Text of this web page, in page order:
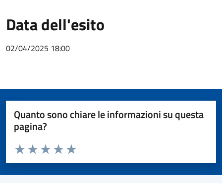
Data dell'esito
02/04/2025 18:00
Quanto sono chiare le informazioni su questa
pagina?
Valuta da 1 a 5 stelle la pagina
Valuta 5 stelle su 5
Valuta 4 stelle su 5
Valuta 3 stelle su 5
Valuta 2 stelle su 5
Valuta 1 stelle su 5